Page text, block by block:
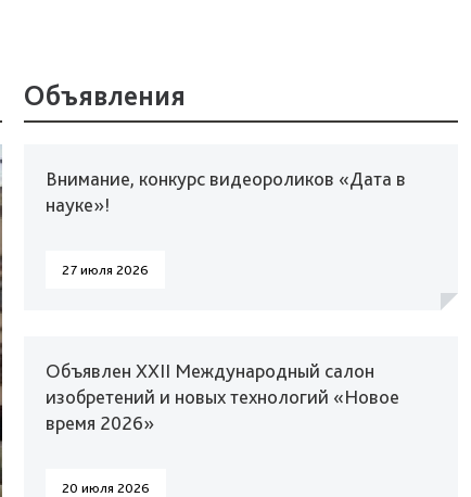
Объявления
Внимание, конкурс видеороликов «Дата в
науке»!
27 июля 2026
Объявлен XXII Международный салон
изобретений и новых технологий «Новое
время 2026»
20 июля 2026